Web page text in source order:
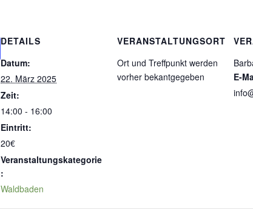
DETAILS
Datum:
22. März 2025
Zeit:
14:00 - 16:00
Eintritt:
20€
Veranstaltungskategorie
:
Waldbaden
VERANSTALTUNGSORT
Ort und Treffpunkt werden
vorher bekantgegeben
E-